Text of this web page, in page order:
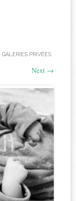
GALERIES PRIVÉES
Next →